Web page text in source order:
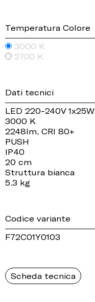
Temperatura Colore
3000 K
2700 K
Dati tecnici
LED 220-240V 1x25W
3000 K
2248lm, CRI 80+
PUSH
IP40
20 cm
Struttura bianca
5.3 kg
Codice variante
F72C01Y0103
Scheda tecnica